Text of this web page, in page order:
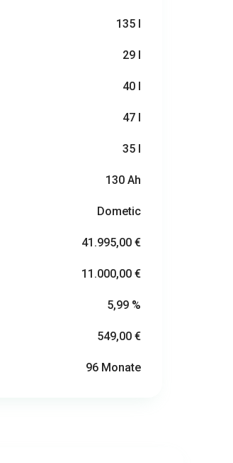
135 l
29 l
40 l
47 l
35 l
130 Ah
Dometic
41.995,00 €
11.000,00 €
5,99 %
549,00 €
96 Monate